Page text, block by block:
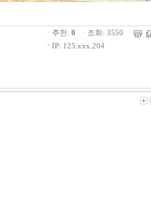
ㆍ추천: 0 ㆍ조회: 3550
ㆍ IP: 125.xxx.204